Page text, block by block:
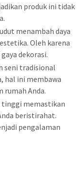
produk ini tidak
menambah daya
Oleh karena
dekorasi.
seni tradisional
hal ini membawa
rumah Anda.
tinggi memastikan
beristirahat.
pengalaman